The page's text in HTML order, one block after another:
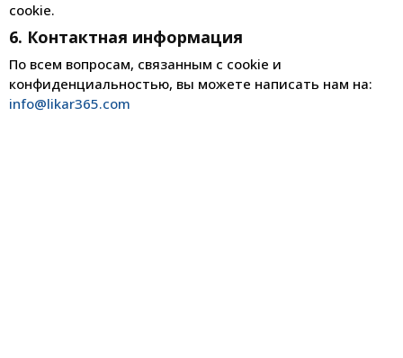
cookie.
6. Контактная информация
По всем вопросам, связанным с cookie и
конфиденциальностью, вы можете написать нам на:
info@likar365.com